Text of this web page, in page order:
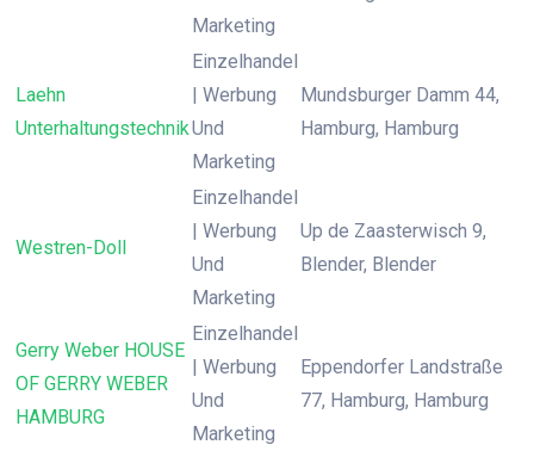
Marketing
Laehn
Unterhaltungstechnik
Einzelhandel
| Werbung
Und
Marketing
Mundsburger Damm 44,
Hamburg, Hamburg
Westren-Doll
Einzelhandel
| Werbung
Und
Marketing
Up de Zaasterwisch 9,
Blender, Blender
Gerry Weber HOUSE
OF GERRY WEBER
HAMBURG
Einzelhandel
| Werbung
Und
Marketing
Eppendorfer Landstraße
77, Hamburg, Hamburg